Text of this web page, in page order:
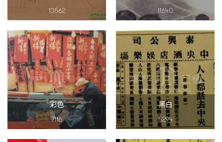
古
地
圖
媽
寺
巴
13562 11640
彩色
7116
黑白
5294